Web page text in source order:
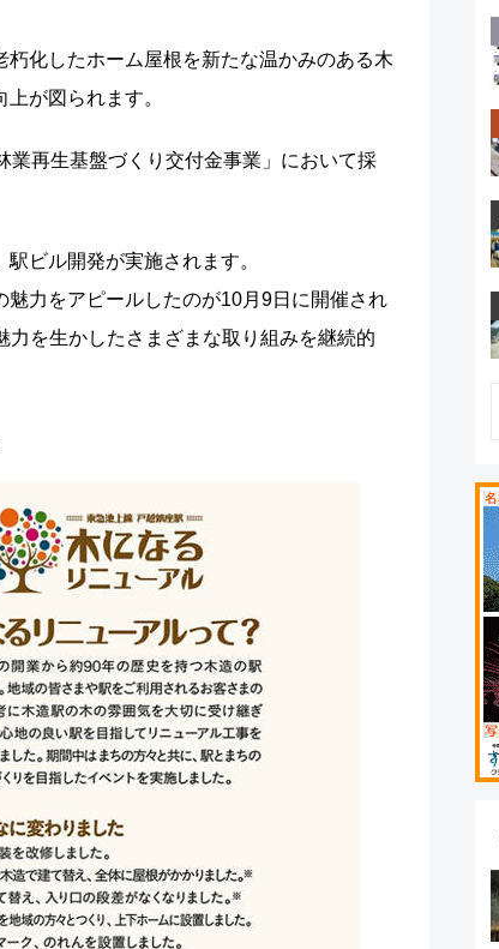
化したホーム屋根を新たな温かみのある木
が図られます。
業再生基盤づくり交付金事業」において採
ビル開発が実施されます。
力をアピールしたのが10月9日に開催され
を生かしたさまざまな取り組みを継続的